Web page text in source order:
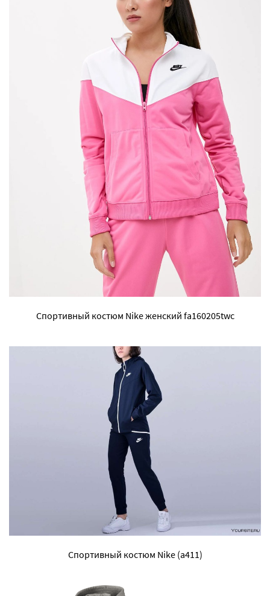
Спортивный костюм Nike женский fa160205twc
Спортивный костюм Nike (a411)